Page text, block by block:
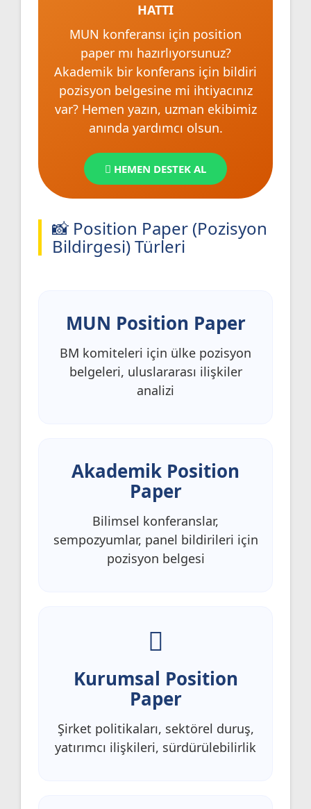
HATTI
MUN konferansı için position
paper mı hazırlıyorsunuz?
Akademik bir konferans için bildiri
pozisyon belgesine mi ihtiyacınız
var? Hemen yazın, uzman ekibimiz
anında yardımcı olsun.
HEMEN DESTEK AL
📸 Position Paper (Pozisyon
Bildirgesi) Türleri
MUN Position Paper
BM komiteleri için ülke pozisyon
belgeleri, uluslararası ilişkiler
analizi
Akademik Position
Paper
Bilimsel konferanslar,
sempozyumlar, panel bildirileri için
pozisyon belgesi
Kurumsal Position
Paper
Şirket politikaları, sektörel duruş,
yatırımcı ilişkileri, sürdürülebilirlik